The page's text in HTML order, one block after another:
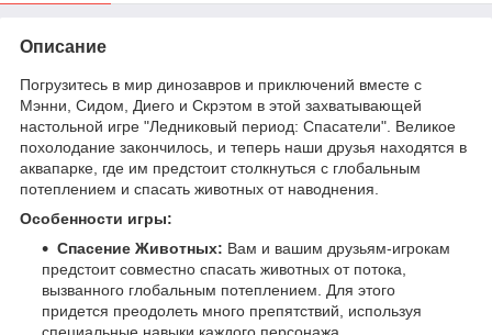
Описание
Погрузитесь в мир динозавров и приключений вместе с
Мэнни, Сидом, Диего и Скрэтом в этой захватывающей
настольной игре "Ледниковый период: Спасатели". Великое
похолодание закончилось, и теперь наши друзья находятся в
аквапарке, где им предстоит столкнуться с глобальным
потеплением и спасать животных от наводнения.
Особенности игры:
Спасение Животных: Вам и вашим друзьям-игрокам
предстоит совместно спасать животных от потока,
вызванного глобальным потеплением. Для этого
придется преодолеть много препятствий, используя
специальные навыки каждого персонажа.